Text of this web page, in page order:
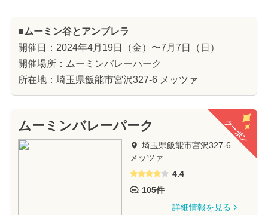
■ムーミン谷とアンブレラ
開催日：2024年4月19日（金）〜7月7日（日）
開催場所：ムーミンバレーパーク
所在地：埼玉県飯能市宮沢327-6 メッツァ
クーポン
ムーミンバレーパーク
埼玉県飯能市宮沢327-6
メッツァ
4.4
105件
詳細情報を見る